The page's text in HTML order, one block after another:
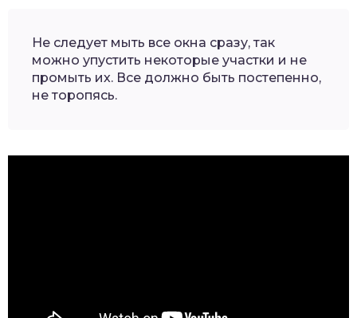
Не следует мыть все окна сразу, так
можно упустить некоторые участки и не
промыть их. Все должно быть постепенно,
не торопясь.